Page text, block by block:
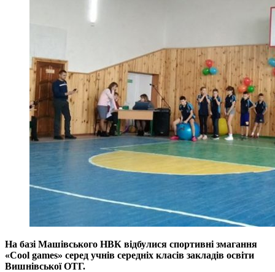
На базі Машівського НВК відбулися спортивні змагання
«Cool games» серед учнів середніх класів закладів освіти
Вишнівської ОТГ.